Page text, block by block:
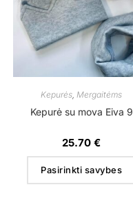
Kepurės,Mergaitėms
Kepurė su mova Eiva 9
25.70€
Pasirinkti savybes